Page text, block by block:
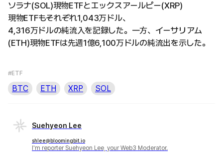
ソラナ(SOL)現物ETFとエックスアールピー(XRP)
現物ETFもそれぞれ1,043万ドル、
4,316万ドルの純流入を記録した。一方、イーサリアム
(ETH)現物ETFは先週1億6,100万ドルの純流出を示した。
#ETF
BTC ETH XRP SOL
Suehyeon Lee
shlee@bloomingbit.io
I'm reporter Suehyeon Lee, your Web3 Moderator.